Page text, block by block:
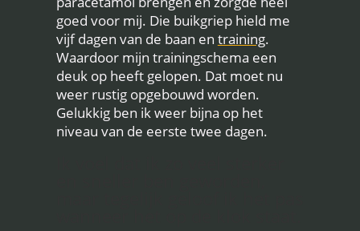
goed voor mij. Die buikgriep hield me
vijf dagen van de baan en training.
Waardoor mijn trainingschema een
deuk op heeft gelopen. Dat moet nu
weer rustig opgebouwd worden.
Gelukkig ben ik weer bijna op het
niveau van de eerste twee dagen.